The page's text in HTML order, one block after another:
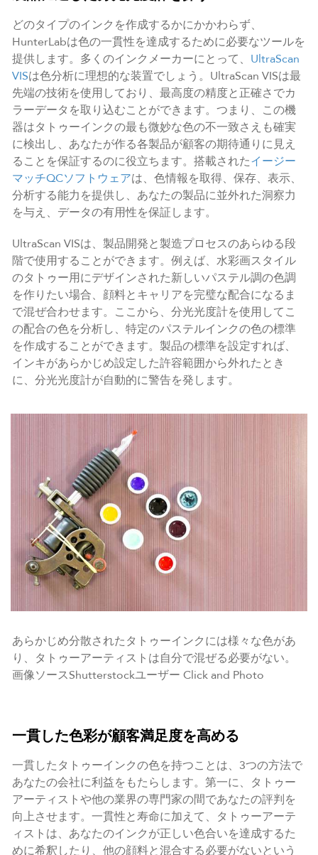
どのタイプのインクを作成するかにかかわらず、
HunterLabは色の一貫性を達成するために必要なツールを
提供します。多くのインクメーカーにとって、 UltraScan
VISは色分析に理想的な装置でしょう。UltraScan VISは最
先端の技術を使用しており、最高度の精度と正確さでカ
ラーデータを取り込むことができます。つまり、この機
器はタトゥーインクの最も微妙な色の不一致さえも確実
に検出し、あなたが作る各製品が顧客の期待通りに見え
ることを保証するのに役立ちます。搭載されたイージー
マッチQCソフトウェアは、色情報を取得、保存、表示、
分析する能力を提供し、あなたの製品に並外れた洞察力
を与え、データの有用性を保証します。
UltraScan VISは、製品開発と製造プロセスのあらゆる段
階で使用することができます。例えば、水彩画スタイル
のタトゥー用にデザインされた新しいパステル調の色調
を作りたい場合、顔料とキャリアを完璧な配合になるま
で混ぜ合わせます。ここから、分光光度計を使用してこ
の配合の色を分析し、特定のパステルインクの色の標準
を作成することができます。製品の標準を設定すれば、
インキがあらかじめ設定した許容範囲から外れたとき
に、分光光度計が自動的に警告を発します。
あらかじめ分散されたタトゥーインクには様々な色があ
り、タトゥーアーティストは自分で混ぜる必要がない。
画像ソースShutterstockユーザー Click and Photo
一貫した色彩が顧客満足度を高める
一貫したタトゥーインクの色を持つことは、3つの方法で
あなたの会社に利益をもたらします。第一に、タトゥー
アーティストや他の業界の専門家の間であなたの評判を
向上させます。一貫性と寿命に加えて、タトゥーアーテ
ィストは、あなたのインクが正しい色合いを達成するた
めに希釈したり、他の顔料と混合する必要がないという